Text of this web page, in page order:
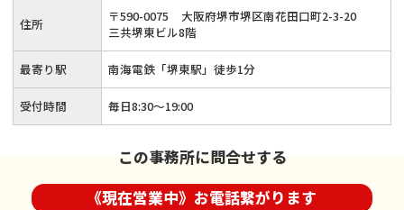
住所 〒590-0075
大阪府堺市堺区南花田口町2-3-20
三共堺東ビル8階
最寄り駅 南海電鉄「堺東駅」徒歩1分
受付時間 毎日8:30～19:00
この事務所に問合せする
《現在営業中》お電話繋がります